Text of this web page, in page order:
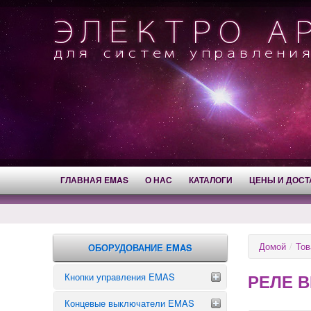
ГЛАВНАЯ EMAS О НАС КАТАЛОГИ ЦЕНЫ И
ОБОРУДОВАНИЕ EMAS
Кнопки управления EMAS
Аварийные кнопки
Концевые выключатели EMAS
Домой /
РЕЛЕ